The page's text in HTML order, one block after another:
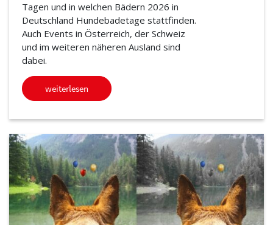
Tagen und in welchen Bädern 2026 in
Deutschland Hundebadetage stattfinden.
Auch Events in Österreich, der Schweiz
und im weiteren näheren Ausland sind
dabei.
weiterlesen